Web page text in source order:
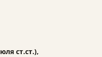
ст.ст.),